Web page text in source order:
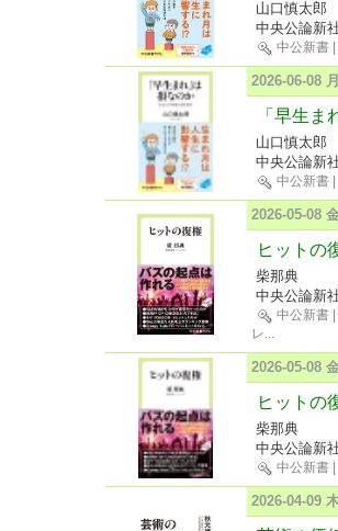
山口慎太郎
中央公論新
中公新書
2026-06-08
「早生ま
山口慎太郎
中央公論新
中公新書
2026-05-08
ヒットの
柴那典
中央公論新
中公新書
レ...
2026-05-08
ヒットの
柴那典
中央公論新
中公新書
2026-04-09